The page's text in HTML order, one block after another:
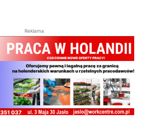
Reklama